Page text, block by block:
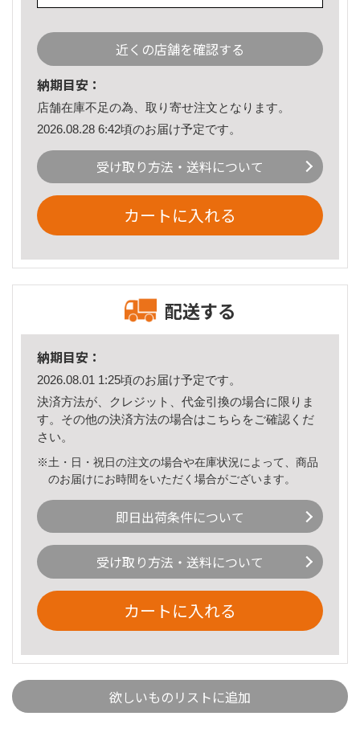
近くの店舗を確認する
納期目安：
店舗在庫不足の為、取り寄せ注文となります。
2026.08.28 6:42頃のお届け予定です。
受け取り方法・送料について
カートに入れる
配送する
納期目安：
2026.08.01 1:25頃のお届け予定です。
決済方法が、クレジット、代金引換の場合に限りま
す。その他の決済方法の場合はこちら をご確認くだ
さい。
※土・日・祝日の注文の場合や在庫状況によって、商品
のお届けにお時間をいただく場合がございます。
即日出荷条件について
受け取り方法・送料について
カートに入れる
欲しいものリストに追加